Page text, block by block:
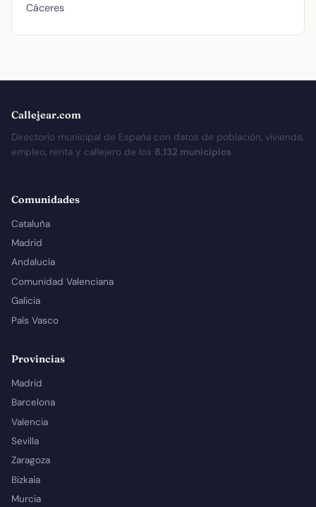
Cáceres
Callejear.com
Directorio municipal de España con datos de población, vivienda,
empleo, renta y callejero de los 8.132 municipios.
Comunidades
Cataluña
Madrid
Andalucía
Comunidad Valenciana
Galicia
País Vasco
Provincias
Madrid
Barcelona
Valencia
Sevilla
Zaragoza
Bizkaia
Murcia